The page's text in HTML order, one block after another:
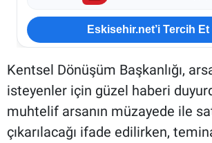
Eskisehir.net’i Tercih
Kentsel Dönüşüm Başkanlığı,
isteyenler için güzel haberi
muhtelif arsanın müzayede ile
çıkarılacağı ifade edilirken,